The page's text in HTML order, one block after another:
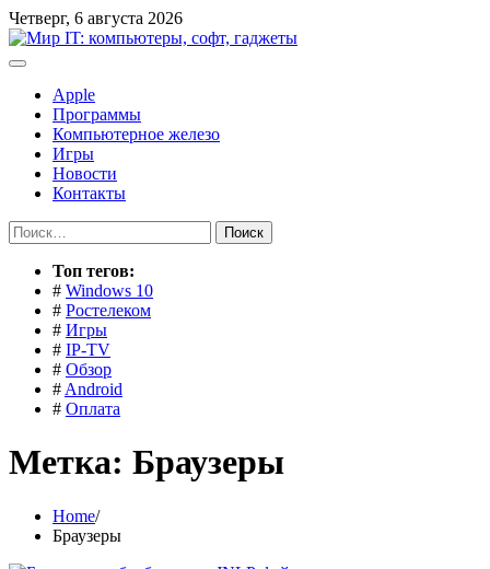
Перейти
к
содержимому
Четверг, 6 августа 2026
Apple
Программы
Компьютерное железо
Игры
Новости
Контакты
Найти:
Toп тегов:
# Windows 10
# Ростелеком
# Игры
# IP-TV
# Обзор
# Android
# Оплата
Метка: Браузеры
Home
Браузеры